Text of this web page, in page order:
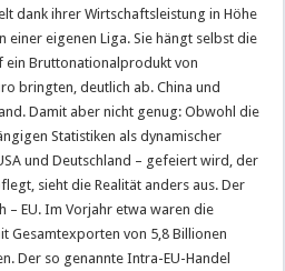
dank ihrer Wirtschaftsleistung in Höhe
einer eigenen Liga. Sie hängt selbst die
ein Bruttonationalprodukt von
bringten, deutlich ab. China und
Damit aber nicht genug: Obwohl die
Statistiken als dynamischer
und Deutschland – gefeiert wird, der
sieht die Realität anders aus. Der
– EU. Im Vorjahr etwa waren die
Gesamtexporten von 5,8 Billionen
Der so genannte Intra-EU-Handel